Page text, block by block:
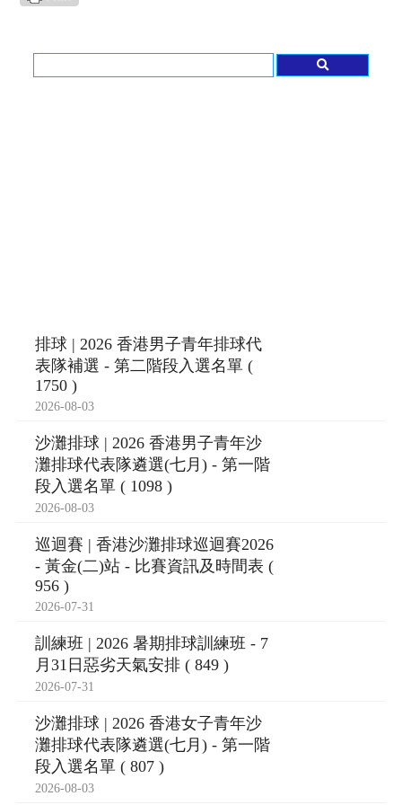
排球 | 2026 香港男子青年排球代
表隊補選 - 第二階段入選名單 (
1750 )
2026-08-03
沙灘排球 | 2026 香港男子青年沙
灘排球代表隊遴選(七月) - 第一階
段入選名單 ( 1098 )
2026-08-03
巡迴賽 | 香港沙灘排球巡迴賽2026
- 黃金(二)站 - 比賽資訊及時間表 (
956 )
2026-07-31
訓練班 | 2026 暑期排球訓練班 - 7
月31日惡劣天氣安排 ( 849 )
2026-07-31
沙灘排球 | 2026 香港女子青年沙
灘排球代表隊遴選(七月) - 第一階
段入選名單 ( 807 )
2026-08-03